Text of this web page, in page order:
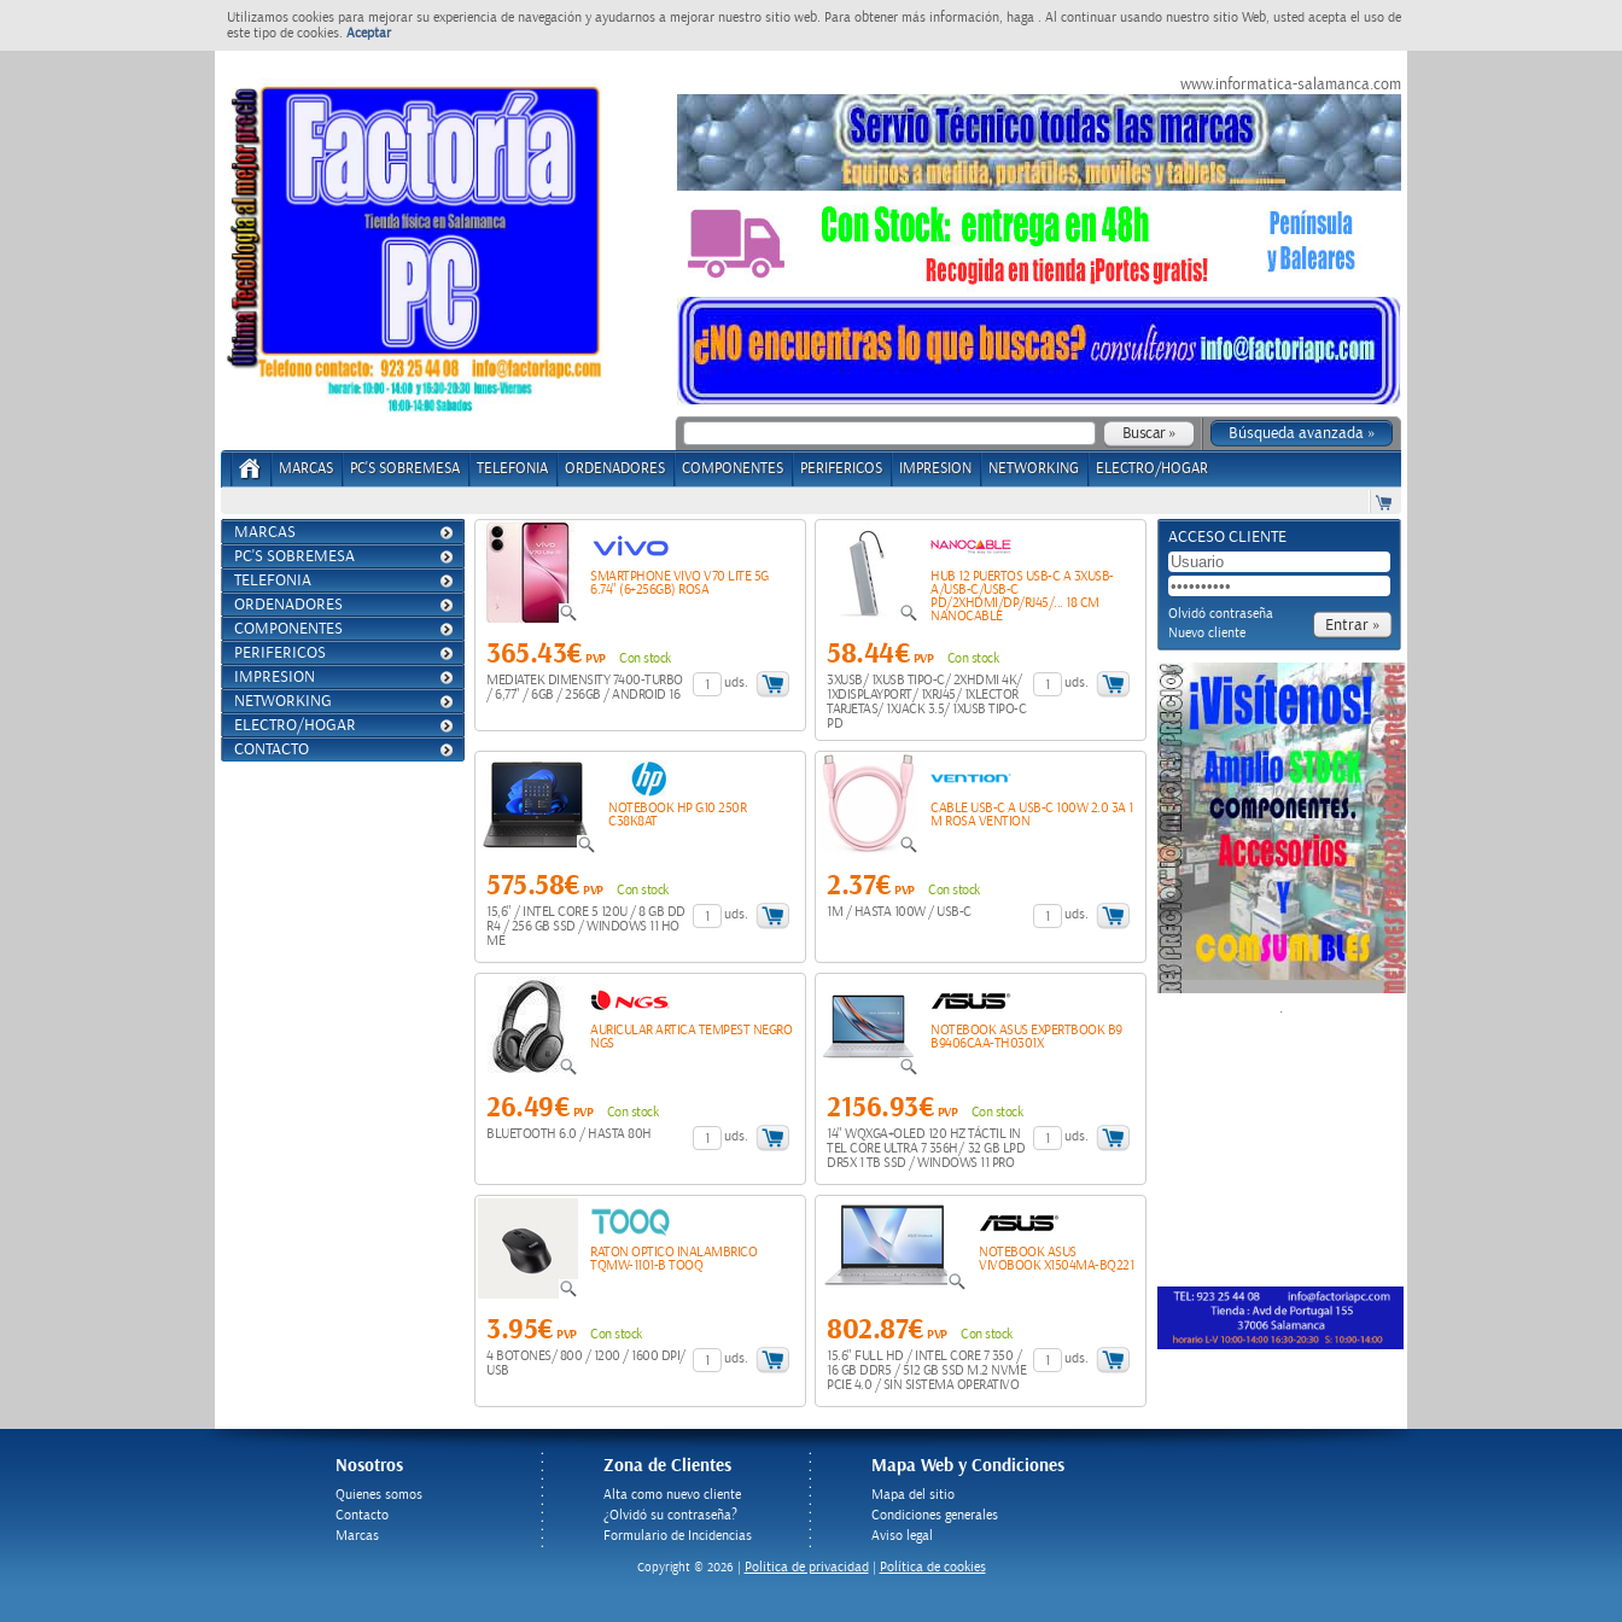
Utilizamos cookies para mejorar su experiencia de navegación y ayudarnos a mejorar nuestro sitio web. Para obtener más información, haga . Al continuar usando nuestro sitio Web, usted acepta el uso de
este tipo de cookies. Aceptar
www.informatica-salamanca.com
Búsqueda avanzada »
MARCAS PC'S SOBREMESA TELEFONIA ORDENADORES COMPONENTES PERIFERICOS IMPRESION NETWORKING ELECTRO/HOGAR
MARCAS
PC'S SOBREMESA
TELEFONIA
ORDENADORES
COMPONENTES
PERIFERICOS
IMPRESION
NETWORKING
ELECTRO/HOGAR
CONTACTO
SMARTPHONE VIVO V70 LITE 5G
6.74" (6+256GB) ROSA
365.43€PVP
Con stock
MEDIATEK DIMENSITY 7400-TURBO
/ 6,77" / 6GB / 256GB / ANDROID 16
uds.
HUB 12 PUERTOS USB-C A 3XUSB-
A/USB-C/USB-C
PD/2XHDMI/DP/RJ45/... 18 CM
NANOCABLE
58.44€PVP
Con stock
3XUSB/ 1XUSB TIPO-C/ 2XHDMI 4K/
1XDISPLAYPORT/ 1XRJ45/ 1XLECTOR
TARJETAS/ 1XJACK 3.5/ 1XUSB TIPO-C
PD
uds.
NOTEBOOK HP G10 250R
C38K8AT
575.58€PVP
Con stock
15,6" / INTEL CORE 5 120U / 8 GB DD
R4 / 256 GB SSD / WINDOWS 11 HO
ME
uds.
CABLE USB-C A USB-C 100W 2.0 3A 1
M ROSA VENTION
2.37€PVP
Con stock
1M / HASTA 100W / USB-C
uds.
AURICULAR ARTICA TEMPEST NEGRO
NGS
26.49€PVP
Con stock
BLUETOOTH 6.0 / HASTA 80H
uds.
NOTEBOOK ASUS EXPERTBOOK B9
B9406CAA-TH0301X
2156.93€PVP
Con stock
14" WQXGA+OLED 120 HZ TÁCTIL IN
TEL CORE ULTRA 7 356H/ 32 GB LPD
DR5X 1 TB SSD / WINDOWS 11 PRO
uds.
RATON OPTICO INALAMBRICO
TQMW-1101-B TOOQ
3.95€PVP
Con stock
4 BOTONES/ 800 / 1200 / 1600 DPI/
USB
uds.
NOTEBOOK ASUS
VIVOBOOK X1504MA-BQ221
802.87€PVP
Con stock
15.6" FULL HD / INTEL CORE 7 350 /
16 GB DDR5 / 512 GB SSD M.2 NVME
PCIE 4.0 / SIN SISTEMA OPERATIVO
uds.
ACCESO CLIENTE
Olvidó contraseña
Nuevo cliente
.
Nosotros
Quienes somos
Contacto
Marcas
Zona de Clientes
Alta como nuevo cliente
¿Olvidó su contraseña?
Formulario de Incidencias
Mapa Web y Condiciones
Mapa del sitio
Condiciones generales
Aviso legal
Copyright © 2026 | Politica de privacidad Política de cookies